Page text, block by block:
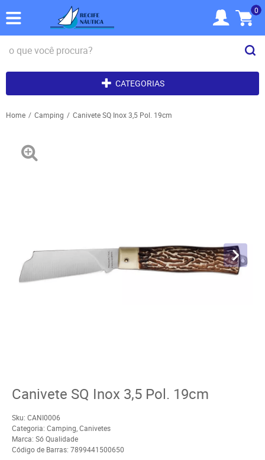
0
CATEGORIAS
Home Camping Canivete SQ Inox 3,5 Pol. 19cm
Canivete SQ Inox 3,5 Pol. 19cm
Sku: CANI0006
Categoria: Camping,Canivetes
Marca: Só Qualidade
Código de Barras: 7899441500650